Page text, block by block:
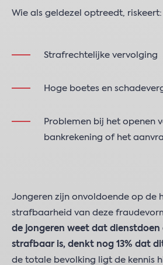
Wie als geldezel optreedt, riskeert:
Strafrechtelijke vervolging
Hoge boetes en
Problemen bij het openen
bankrekening of het
Jongeren zijn onvoldoende op de
strafbaarheid van deze
de jongeren weet dat dienstdoen
strafbaar is, denkt nog 13% dat
de totale bevolking ligt de kennis